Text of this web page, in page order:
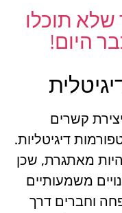
תוכלו
היום!
קשרים
דיגיטליות.
מאתגרת, שכן
משמעותיים
וחברים דרך